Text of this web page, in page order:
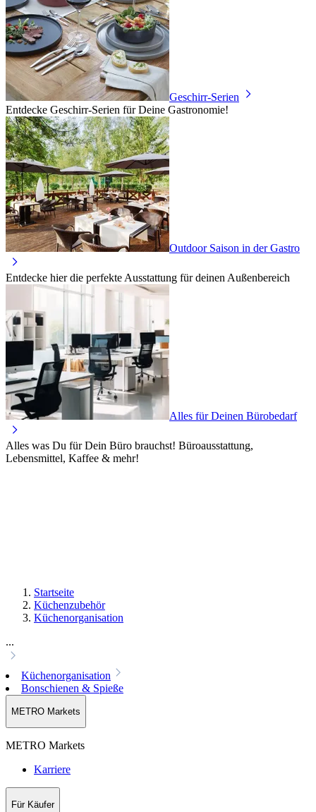
Geschirr-Serien
Entdecke Geschirr-Serien für Deine Gastronomie!
Outdoor Saison in der Gastro
Entdecke hier die perfekte Ausstattung für deinen Außenbereich
Alles für Deinen Bürobedarf
Alles was Du für Dein Büro brauchst! Büroausstattung,
Lebensmittel, Kaffee & mehr!
Startseite
Küchenzubehör
Küchenorganisation
...
Küchenorganisation
Bonschienen & Spieße
METRO Markets
METRO Markets
Karriere
Für Käufer